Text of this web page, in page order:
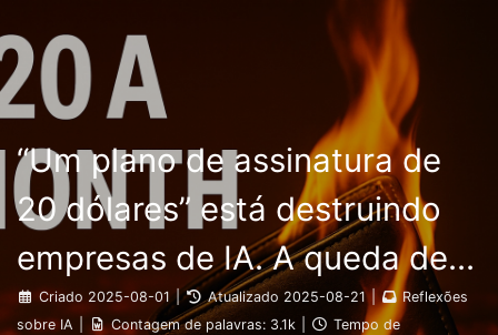
O Caminho para a Transformação com IA
Categorias 🇵🇹 Português
“Um plano de assinatura de
20 dólares” está destruindo
empresas de IA. A queda de
preço dos tokens é uma
Criado 2025-08-01 | Atualizado 2025-08-21 |
Reflexões
sobre IA
Contagem de palavras: 3.1k
Tempo de